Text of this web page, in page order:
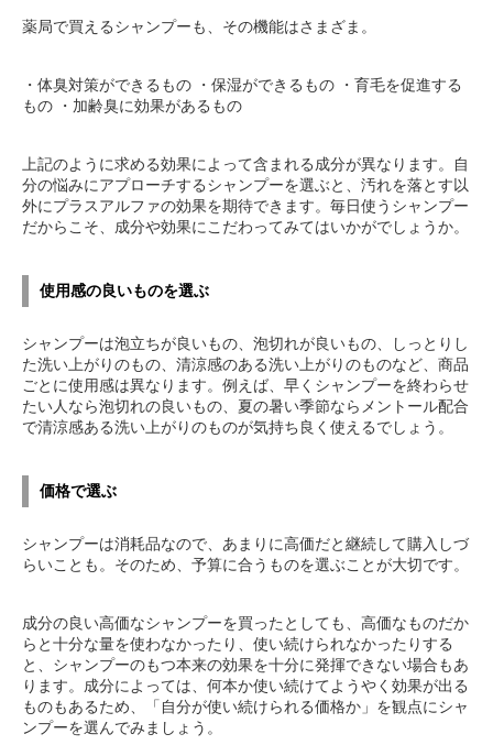
薬局で買えるシャンプーも、その機能はさまざま。
・体臭対策ができるもの ・保湿ができるもの ・育毛を促進する
もの ・加齢臭に効果があるもの
上記のように求める効果によって含まれる成分が異なります。自
分の悩みにアプローチするシャンプーを選ぶと、汚れを落とす以
外にプラスアルファの効果を期待できます。毎日使うシャンプー
だからこそ、成分や効果にこだわってみてはいかがでしょうか。
使用感の良いものを選ぶ
シャンプーは泡立ちが良いもの、泡切れが良いもの、しっとりし
た洗い上がりのもの、清涼感のある洗い上がりのものなど、商品
ごとに使用感は異なります。例えば、早くシャンプーを終わらせ
たい人なら泡切れの良いもの、夏の暑い季節ならメントール配合
で清涼感ある洗い上がりのものが気持ち良く使えるでしょう。
価格で選ぶ
シャンプーは消耗品なので、あまりに高価だと継続して購入しづ
らいことも。そのため、予算に合うものを選ぶことが大切です。
成分の良い高価なシャンプーを買ったとしても、高価なものだか
らと十分な量を使わなかったり、使い続けられなかったりする
と、シャンプーのもつ本来の効果を十分に発揮できない場合もあ
ります。成分によっては、何本か使い続けてようやく効果が出る
ものもあるため、「自分が使い続けられる価格か」を観点にシャ
ンプーを選んでみましょう。